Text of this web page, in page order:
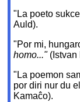
"La poeto
Auld).
"Por mi,
homo..." (Istvan
"La poemon
por diri nur du
Kamaĉo).